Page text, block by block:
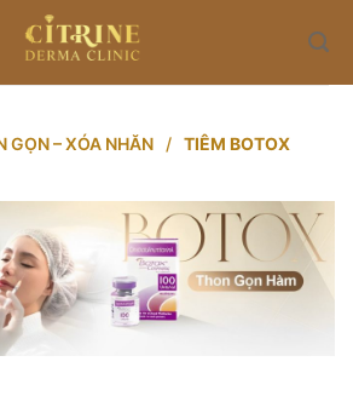
GỌN – XÓA NHĂN / TIÊM BOTOX